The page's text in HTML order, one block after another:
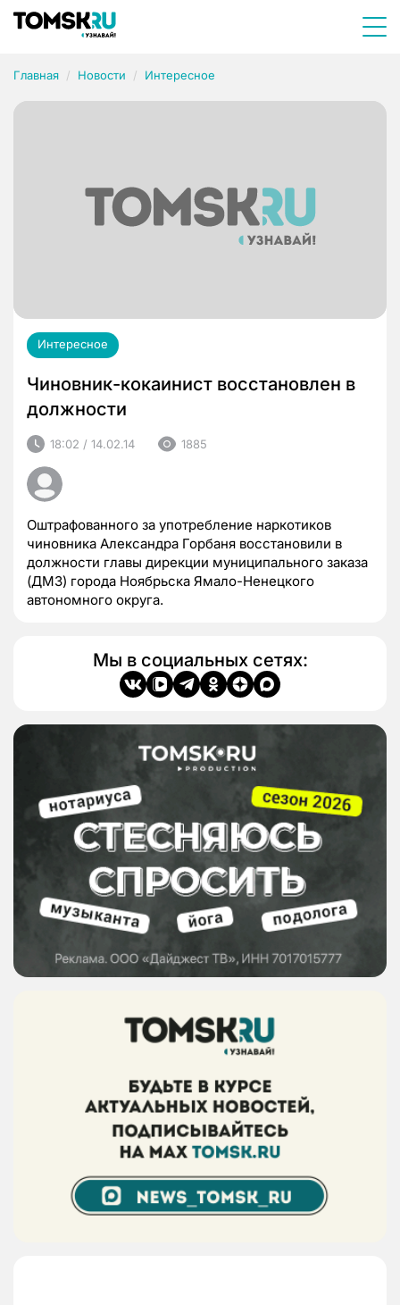
Главная Новости Интересное
Интересное
Чиновник-кокаинист восстановлен в
должности
18:02 / 14.02.14 1885
Оштрафованного за употребление наркотиков
чиновника Александра Горбаня восстановили в
должности главы дирекции муниципального заказа
(ДМЗ) города Ноябрьска Ямало-Ненецкого
автономного округа.
Мы в социальных сетях: